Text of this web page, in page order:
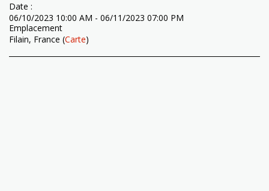
Date :
06/10/2023 10:00 AM - 06/11/2023 07:00 PM
Emplacement
Filain, France (Carte)